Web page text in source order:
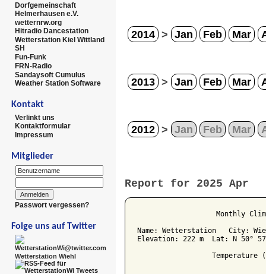
Dorfgemeinschaft
Helmerhausen e.V.
wetternrw.org
Hitradio Dancestation
Wetterstation Kiel Wittland
SH
Fun-Funk
FRN-Radio
Sandaysoft Cumulus
Weather Station Software
Kontakt
Verlinkt uns
Kontaktformular
Impressum
Mitglieder
Passwort vergessen?
Folge uns auf Twitter
Wetterstation Wiehl
2014 > Jan Feb Mar
2013 > Jan Feb Mar
2012 > Jan Feb Mar
Report for 2025 Apr
Monthly
Name: Wetterstation   City:
Elevation: 222 m  Lat: N 50°
Temperature